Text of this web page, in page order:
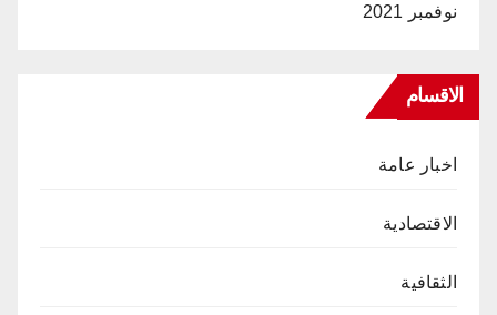
نوفمبر 2021
الاقسام
اخبار عامة
الاقتصادية
الثقافية